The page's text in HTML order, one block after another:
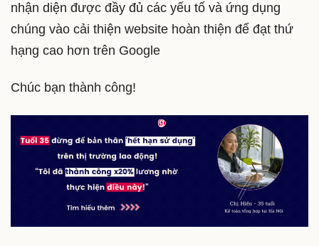
nhận diện được đầy đủ các yếu tố và ứng dụng
chúng vào cải thiện website hoàn thiện để đạt thứ
hạng cao hơn trên Google
Chúc bạn thành công!